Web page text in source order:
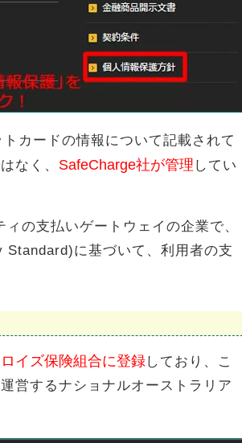
カードの情報について記載されて
なく、 SafeCharge社が管理 してい
の支払いゲートウェイの企業で、
に基づいて、利用者の支
ロイズ保険組合に登録しており、こ
営するナショナルオーストラリア